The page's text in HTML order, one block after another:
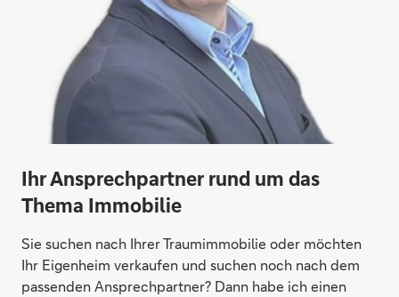
Direktabschluss möglich
Ihr Ansprechpartner rund um das
Thema Immobilie
Sie suchen nach Ihrer Traumimmobilie oder möchten
Ihr Eigenheim verkaufen und suchen noch nach dem
passenden Ansprechpartner? Dann habe ich einen